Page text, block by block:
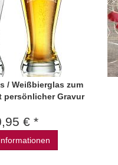
/ Weißbierglas zum
persönlicher Gravur
€ *